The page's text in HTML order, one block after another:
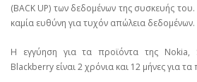
(BACK UP) των δεδομένων της συσκευής
καμία ευθύνη για τυχόν απώλεια δεδομένων.
Η εγγύηση για τα προϊόντα της Nokia,
Blackberry είναι 2 χρόνια και 12 μήνες για